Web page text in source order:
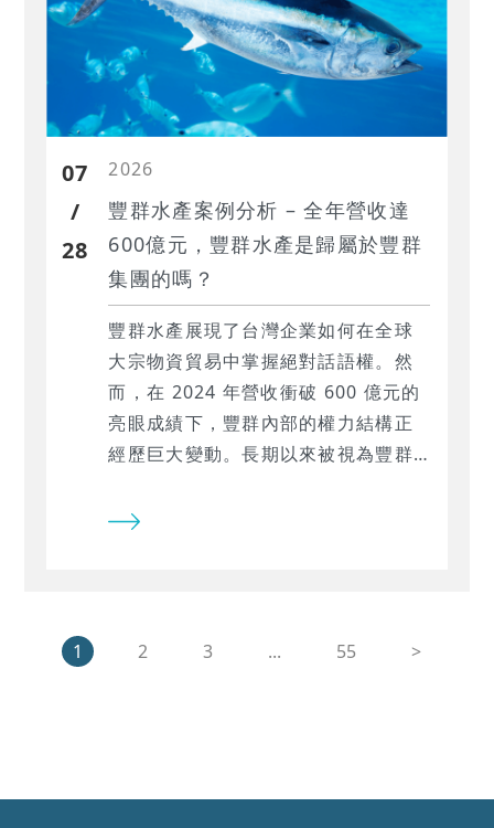
07
/
28
2026
豐群水產案例分析 – 全年營收達
600億元，豐群水產是歸屬於豐群
集團的嗎？
豐群水產展現了台灣企業如何在全球
大宗物資貿易中掌握絕對話語權。然
而，在 2024 年營收衝破 600 億元的
亮眼成績下，豐群內部的權力結構正
經歷巨大變動。長期以來被視為豐群
水產，透過最新的控制鏈分析發現，
1
2 3 ... 55 >